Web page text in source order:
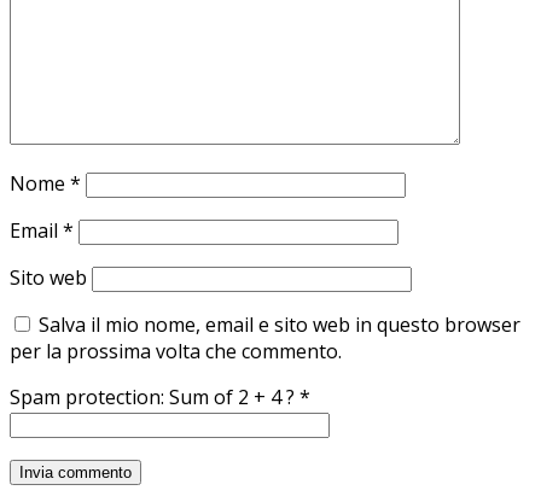
Nome *
Email *
Sito web
Salva il mio nome, email e sito web in questo browser
per la prossima volta che commento.
Spam protection: Sum of 2 + 4 ? *